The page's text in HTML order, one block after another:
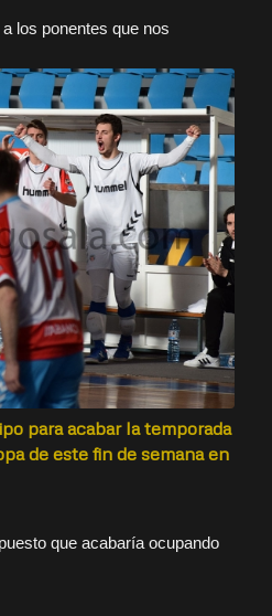
los ponentes que nos
para acabar la temporada
de este fin de semana en
que acabaría ocupando